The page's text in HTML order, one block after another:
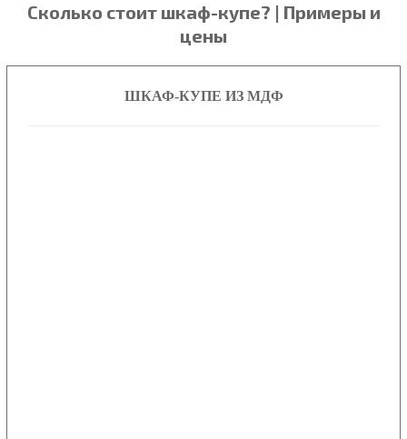
Сколько стоит шкаф-купе? | Примеры и
цены
ШКАФ-КУПЕ ИЗ МДФ